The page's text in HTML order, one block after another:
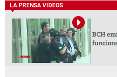
LA PRENSA VIDEOS
BCH